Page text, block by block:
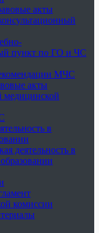
акты
пункт по ГО и ЧС
МЧС
акты
медицинской
в
деятельность в
комиссии